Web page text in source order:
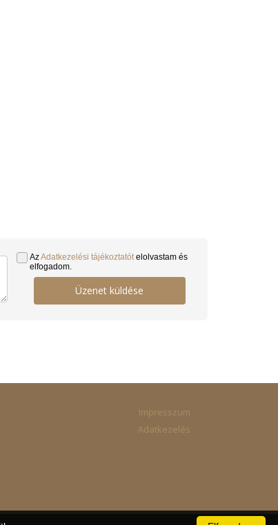
AzAdatkezelési tájékoztatótelolvastam és
elfogadom.
Üzenet küldése
Impresszum
Adatkezelés